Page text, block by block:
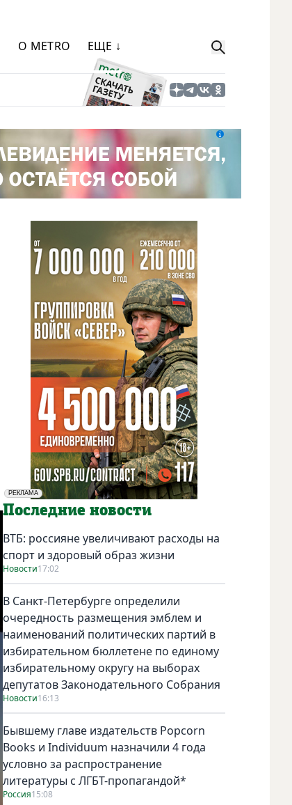
О METRO ЕЩЕ ↓
РЕКЛАМА
Социальная реклама
Последние новости
ВТБ: россияне увеличивают расходы на
спорт и здоровый образ жизни
Новости17:02
В Санкт-Петербурге определили
очередность размещения эмблем и
наименований политических партий в
избирательном бюллетене по единому
избирательному округу на выборах
депутатов Законодательного Собрания
Новости16:13
Бывшему главе издательств Popcorn
Books и Individuum назначили 4 года
условно за распространение
литературы с ЛГБТ-пропагандой*
Россия15:08